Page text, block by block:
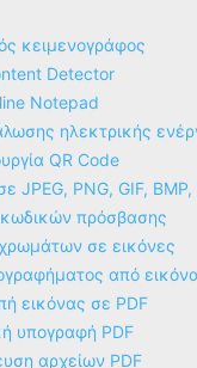
κειμενογράφος
Detector
Notepad
ηλεκτρικής
QR Code
JPEG, PNG, GIF, BMP,
κωδικών πρόσβασης
σε εικόνες
από εικόνα
εικόνας σε PDF
υπογραφή PDF
αρχείων PDF